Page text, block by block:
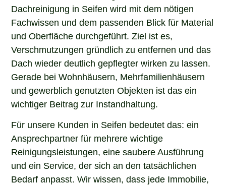
Dachreinigung in Seifen wird mit dem nötigen
Fachwissen und dem passenden Blick für Material
und Oberfläche durchgeführt. Ziel ist es,
Verschmutzungen gründlich zu entfernen und das
Dach wieder deutlich gepflegter wirken zu lassen.
Gerade bei Wohnhäusern, Mehrfamilienhäusern
und gewerblich genutzten Objekten ist das ein
wichtiger Beitrag zur Instandhaltung.
Für unsere Kunden in Seifen bedeutet das: ein
Ansprechpartner für mehrere wichtige
Reinigungsleistungen, eine saubere Ausführung
und ein Service, der sich an den tatsächlichen
Bedarf anpasst. Wir wissen, dass jede Immobilie,